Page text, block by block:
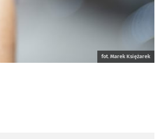
fot. Marek Księżarek